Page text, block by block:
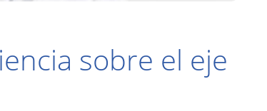
sobre el eje